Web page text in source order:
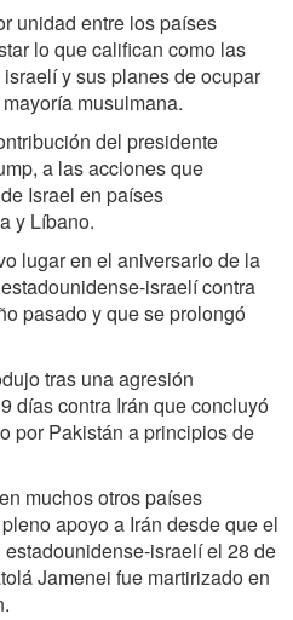
unidad entre los países
lo que califican como las
y sus planes de ocupar
musulmana.
del presidente
a las acciones que
Israel en países
y Líbano.
lugar en el aniversario de la
israelí contra
pasado y que se prolongó
tras una agresión
días contra Irán que concluyó
por Pakistán a principios de
muchos otros países
apoyo a Irán desde que el
israelí el 28 de
Jamenei fue martirizado en